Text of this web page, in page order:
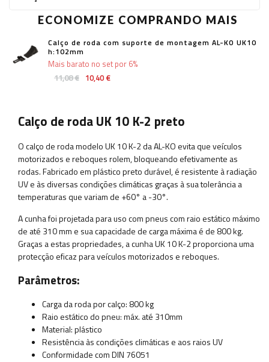
ECONOMIZE COMPRANDO MAIS
Calço de roda com suporte de montagem AL-KO UK10
h:102mm
11,08 € 10,40 €
Mais barato no set por 6%
Calço de roda UK 10 K-2 preto
O calço de roda modelo UK 10 K-2 da AL-KO evita que veículos
motorizados e reboques rolem, bloqueando efetivamente as
rodas. Fabricado em plástico preto durável, é resistente à radiação
UV e às diversas condições climáticas graças à sua tolerância a
temperaturas que variam de +60° a -30°.
A cunha foi projetada para uso com pneus com raio estático máximo
de até 310 mm e sua capacidade de carga máxima é de 800 kg.
Graças a estas propriedades, a cunha UK 10 K-2 proporciona uma
protecção eficaz para veículos motorizados e reboques.
Parâmetros:
Carga da roda por calço: 800 kg
Raio estático do pneu: máx. até 310mm
Material: plástico
Resistência às condições climáticas e aos raios UV
Conformidade com DIN 76051